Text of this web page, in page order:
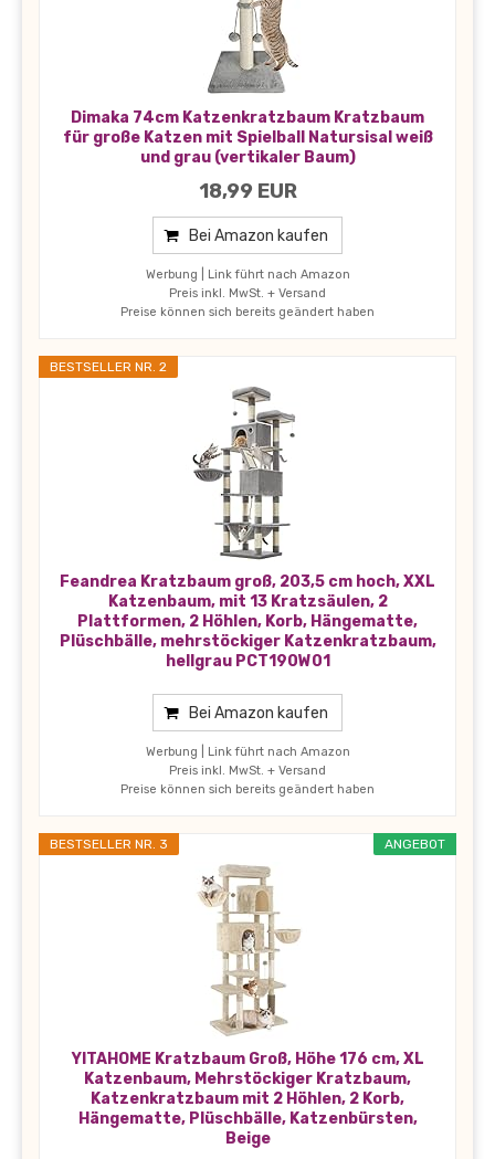
Dimaka 74cm Katzenkratzbaum Kratzbaum
für große Katzen mit Spielball Natursisal weiß
und grau (vertikaler Baum)
18,99 EUR
Bei Amazon kaufen
Werbung | Link führt nach Amazon
Preis inkl. MwSt. + Versand
Preise können sich bereits geändert haben
BESTSELLER NR. 2
Feandrea Kratzbaum groß, 203,5 cm hoch, XXL
Katzenbaum, mit 13 Kratzsäulen, 2
Plattformen, 2 Höhlen, Korb, Hängematte,
Plüschbälle, mehrstöckiger Katzenkratzbaum,
hellgrau PCT190W01
Bei Amazon kaufen
Werbung | Link führt nach Amazon
Preis inkl. MwSt. + Versand
Preise können sich bereits geändert haben
ANGEBOT
BESTSELLER NR. 3
YITAHOME Kratzbaum Groß, Höhe 176 cm, XL
Katzenbaum, Mehrstöckiger Kratzbaum,
Katzenkratzbaum mit 2 Höhlen, 2 Korb,
Hängematte, Plüschbälle, Katzenbürsten,
Beige